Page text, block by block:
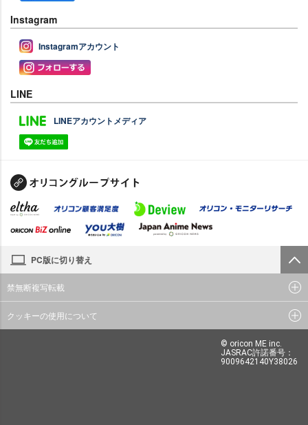
Instagram
Instagramアカウント
LINE
LINEアカウントメディア
PC版に切り替え
禁無断複写転載
クッキーの使用について
© oricon ME inc.
JASRAC許諾番号：
9009642140Y38026